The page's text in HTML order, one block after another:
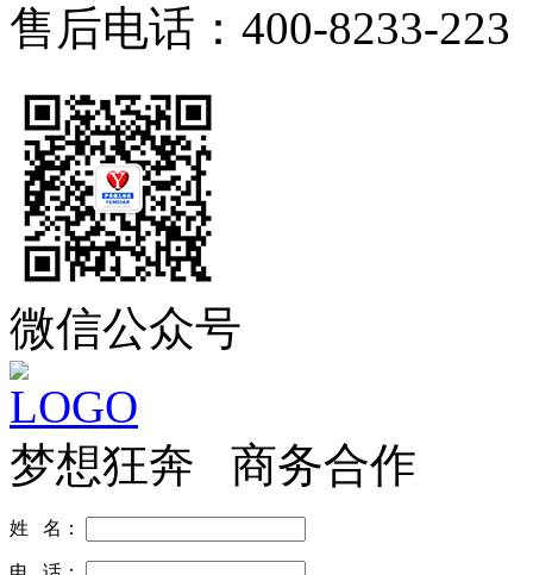
售后电话：400-8233-223
微信公众号
梦想狂奔 商务合作
姓 名：